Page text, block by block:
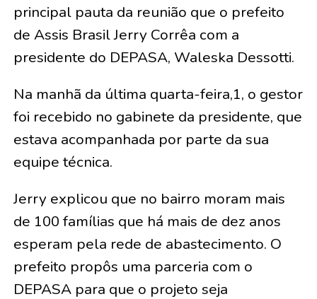
principal pauta da reunião que o prefeito
de Assis Brasil Jerry Corrêa com a
presidente do DEPASA, Waleska Dessotti.
Na manhã da última quarta-feira,1, o gestor
foi recebido no gabinete da presidente, que
estava acompanhada por parte da sua
equipe técnica.
Jerry explicou que no bairro moram mais
de 100 famílias que há mais de dez anos
esperam pela rede de abastecimento. O
prefeito propôs uma parceria com o
DEPASA para que o projeto seja